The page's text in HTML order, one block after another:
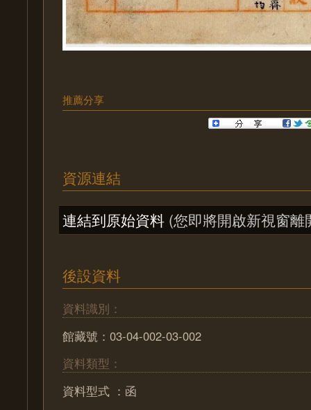
推薦分享
資源連結
連結到原始資料 (您即將開啟新視窗離
後設資料
資料識別：
館藏號：03-04-002-03-002
資料類型：
資料型式 ：函